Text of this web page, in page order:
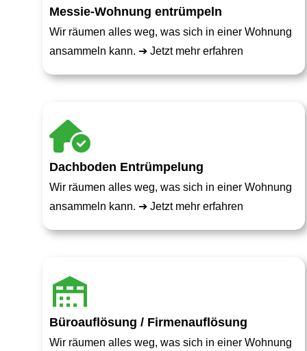
Messie-Wohnung entrümpeln
Wir räumen alles weg, was sich in einer Wohnung
ansammeln kann. ➔ Jetzt mehr erfahren
Dachboden Entrümpelung
Wir räumen alles weg, was sich in einer Wohnung
ansammeln kann. ➔ Jetzt mehr erfahren
Büroauflösung / Firmenauflösung
Wir räumen alles weg, was sich in einer Wohnung